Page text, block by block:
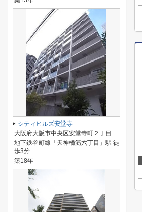
シティヒルズ安堂寺
大阪府大阪市中央区安堂寺町２丁目
地下鉄谷町線「天神橋筋六丁目」駅 徒
歩3分
築18年